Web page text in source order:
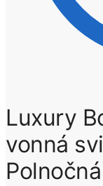
Luxury
vonná